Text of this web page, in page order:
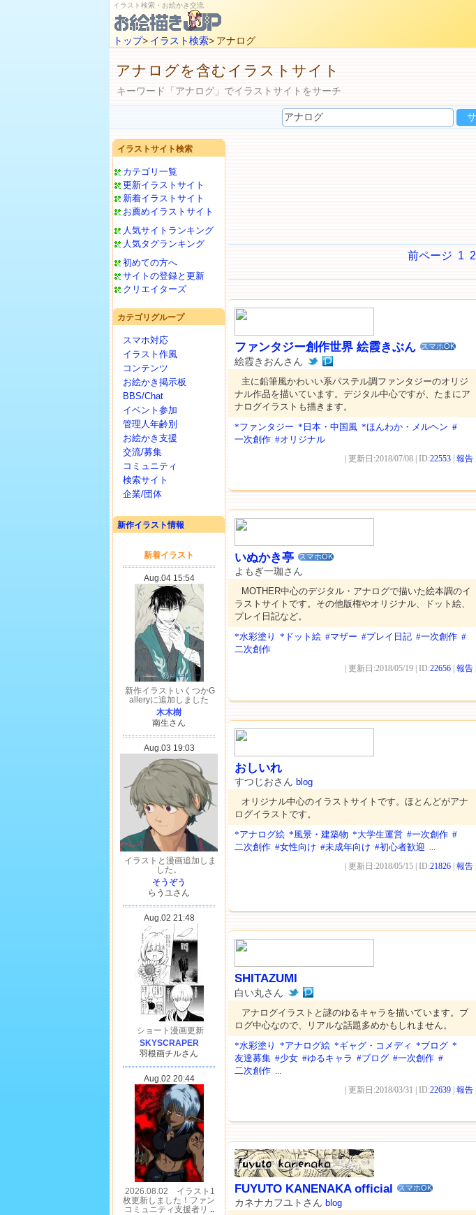
イラスト検索・お絵かき交流
トップ> イラスト検索> アナログ
アナログを含むイラストサイト
キーワード「アナログ」でイラストサイトをサーチ
イラストサイト検索
カテゴリ一覧
更新イラストサイト
新着イラストサイト
お薦めイラストサイト
人気サイトランキング
人気タグランキング
初めての方へ
サイトの登録と更新
クリエイターズ
カテゴリグループ
スマホ対応
イラスト作風
コンテンツ
お絵かき掲示板
BBS/Chat
イベント参加
管理人年齢別
お絵かき支援
交流/募集
コミュニティ
検索サイト
企業/団体
新作イラスト情報
前ページ 1 2
ファンタジー創作世界 絵霞きぶん スマホOK
絵霞きおんさん
主に鉛筆風かわいい系パステル調ファンタジーのオリジ
ナル作品を描いています。デジタル中心ですが、たまにア
ナログイラストも描きます。
*ファンタジー *日本・中国風 *ほんわか・メルヘン #
一次創作 #オリジナル
| 更新日:2018/07/08 | ID:22553 報告
いぬかき亭 スマホOK
よもぎ一珈さん
MOTHER中心のデジタル・アナログで描いた絵本調のイ
ラストサイトです。その他版権やオリジナル、ドット絵、
プレイ日記など。
*水彩塗り *ドット絵 #マザー #プレイ日記 #一次創作 #
二次創作
| 更新日:2018/05/19 | ID:22656 報告
おしいれ
すつじおさん blog
オリジナル中心のイラストサイトです。ほとんどがアナ
ログイラストです。
*アナログ絵 *風景・建築物 *大学生運営 #一次創作 #
二次創作 #女性向け #未成年向け #初心者歓迎 ...
| 更新日:2018/05/15 | ID:21826 報告
SHITAZUMI
白い丸さん
アナログイラストと謎のゆるキャラを描いています。ブ
ログ中心なので、リアルな話題多めかもしれません。
*水彩塗り *アナログ絵 *ギャグ・コメディ *ブログ *
友達募集 #少女 #ゆるキャラ #ブログ #一次創作 #
二次創作 ...
| 更新日:2018/03/31 | ID:22639 報告
FUYUTO KANENAKA official スマホOK
カネナカフユトさん blog